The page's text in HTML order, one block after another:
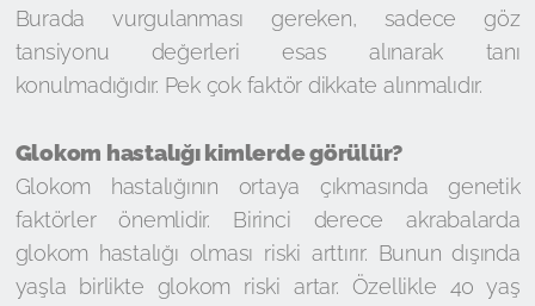
Burada vurgulanması gereken, sadece göz
tansiyonu değerleri esas alınarak tanı
konulmadığıdır. Pek çok faktör dikkate alınmalıdır.
Glokom hastalığı kimlerde görülür?
Glokom hastalığının ortaya çıkmasında genetik
faktörler önemlidir. Birinci derece akrabalarda
glokom hastalığı olması riski arttırır. Bunun dışında
yaşla birlikte glokom riski artar. Özellikle 40 yaş